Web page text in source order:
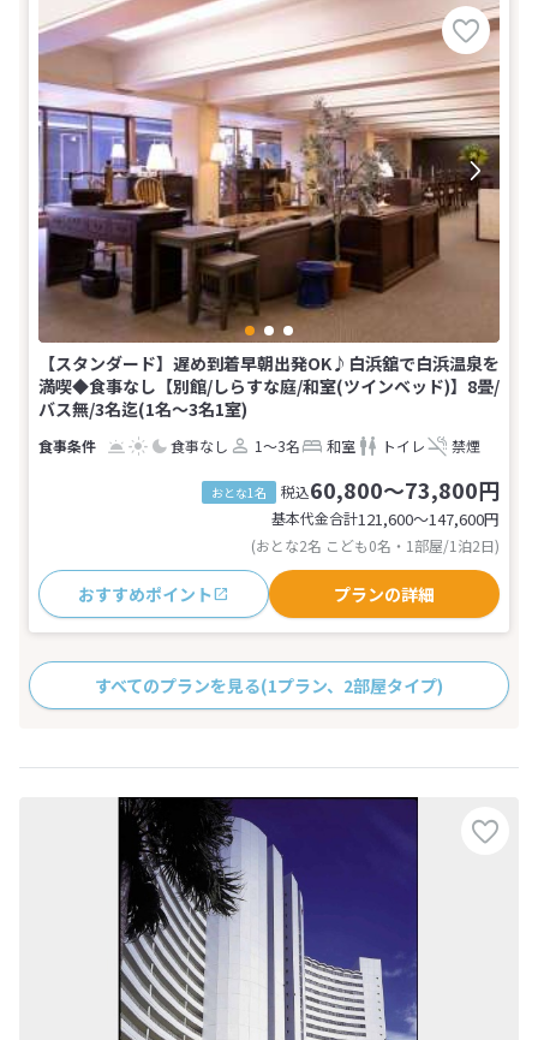
【スタンダード】遅め到着早朝出発OK♪白浜舘で白浜温泉を
満喫◆食事なし【別館/しらすな庭/和室(ツインベッド)】8畳/
バス無/3名迄(1名～3名1室)
食事なし 1～3名 和室 トイレ 禁煙
おとな1名 税込60,800～73,800円
基本代金合計121,600〜147,600円
(おとな2名 こども0名・1部屋/1泊2日)
おすすめポイント プランの詳細
すべてのプランを見る(1プラン、2部屋タイプ)